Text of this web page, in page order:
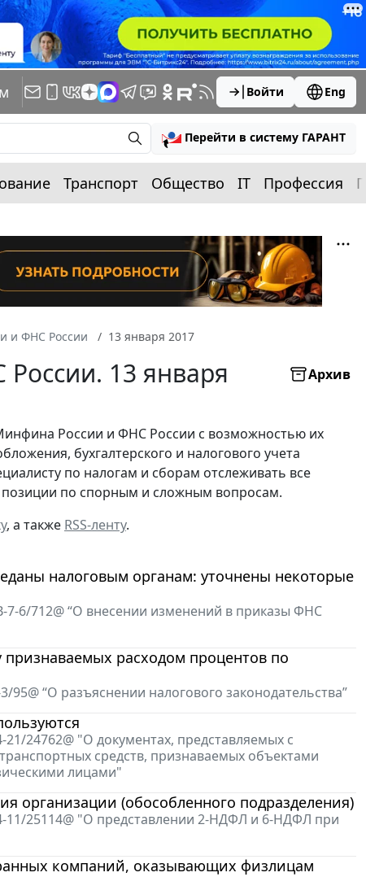
Войти Eng
Перейти в систему ГАРАНТ
Транспорт Общество IT Профессия
и ФНС России 13 января 2017
13 января
Архив
России и ФНС России с возможностью их
бухгалтерского и налогового учета
по налогам и сборам отслеживать все
по спорным и сложным вопросам.
, а также RSS-ленту.
налоговым органам: уточнены некоторые
6/712@ “О внесении изменений в приказы ФНС
расходом процентов по
“О разъяснении налогового законодательства”
24762@ "О документах, представляемых с
средств, признаваемых объектами
лицами"
организации (обособленного подразделения)
11/25114@ "О представлении 2-НДФЛ и 6-НДФЛ при
компаний, оказывающих физлицам